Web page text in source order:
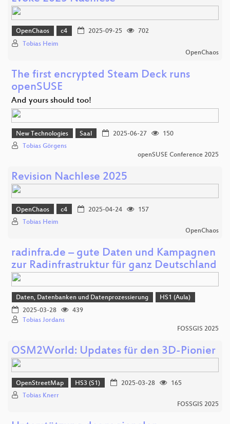
OpenChaos c4 2025-09-25
702
Tobias Heim
OpenChaos
The first encrypted Steam Deck runs
openSUSE
And yours should too!
New Technologies Saal 2025-06-27
150
Tobias Görgens
openSUSE Conference 2025
Revision Nachlese 2025
OpenChaos c4 2025-04-24
157
Tobias Heim
OpenChaos
radinfra.de – gute Daten und Kampagnen
zur Radinfrastruktur für ganz Deutschland
Daten, Datenbanken und Datenprozessierung
HS1 (Aula)
2025-03-28
439
Tobias Jordans
FOSSGIS 2025
OSM2World: Updates für den 3D-Pionier
OpenStreetMap HS3 (S1) 2025-03-28
165
Tobias Knerr
FOSSGIS 2025